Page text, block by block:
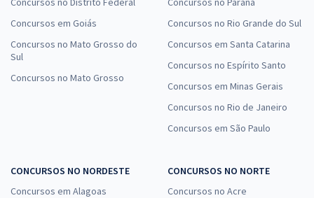
Concursos em Goiás
Concursos no Mato Grosso do
Sul
Concursos no Mato Grosso
Concursos no Rio Grande do Sul
Concursos em Santa Catarina
Concursos no Espírito Santo
Concursos em Minas Gerais
Concursos no Rio de Janeiro
Concursos em São Paulo
CONCURSOS NO NORDESTE
Concursos em Alagoas
CONCURSOS NO NORTE
Concursos no Acre